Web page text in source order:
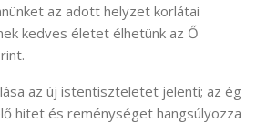
az adott helyzet korlátai
kedves életet élhetünk az Ő
az új istentiszteletet jelenti; az ég
hitet és reménységet hangsúlyozza